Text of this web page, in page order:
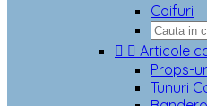
Coifuri
  Articole
Props-
Tunuri